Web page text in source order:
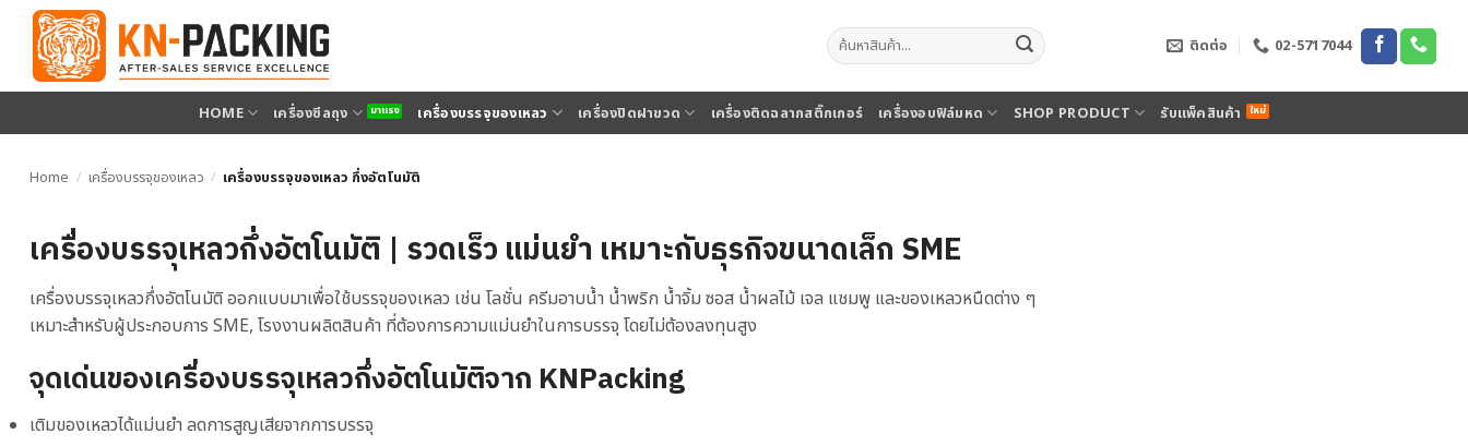
เนื้อหา
ค้นหา: ติดต่อ 02-5717044
HOME เครื่องซีลถุง เครื่องบรรจุของเหลว เครื่องปิดฝาขวด เครื่องติดฉลากสติ๊กเกอร์ เครื่องอบฟิล์มหด SHOP PRODUCT รับแพ็คสินค้า
Home / เครื่องบรรจุของเหลว / เครื่องบรรจุของเหลว กึ่งอัตโนมัติ
เครื่องบรรจุเหลวกึ่งอัตโนมัติ | รวดเร็ว แม่นยำ เหมาะกับธุรกิจขนาดเล็ก SME
เครื่องบรรจุเหลวกึ่งอัตโนมัติ ออกแบบมาเพื่อใช้บรรจุของเหลว เช่น โลชั่น ครีมอาบน้ำ น้ำพริก น้ำจิ้ม ซอส น้ำผลไม้ เจล แชมพู และของเหลวหนืดต่าง ๆ
เหมาะสำหรับผู้ประกอบการ SME, โรงงานผลิตสินค้า ที่ต้องการความแม่นยำในการบรรจุ โดยไม่ต้องลงทุนสูง
จุดเด่นของเครื่องบรรจุเหลวกึ่งอัตโนมัติจาก KNPacking
เติมของเหลวได้แม่นยำ ลดการสูญเสียจากการบรรจุ